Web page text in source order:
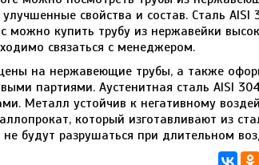
свойства и состав. Сталь
можно купить трубу из нержавейки
связаться с менеджером.
на нержавеющие трубы, а также
партиями. Аустенитная сталь AISI
Металл устойчив к негативному
который изготавливают из
будут разрушаться при длительном